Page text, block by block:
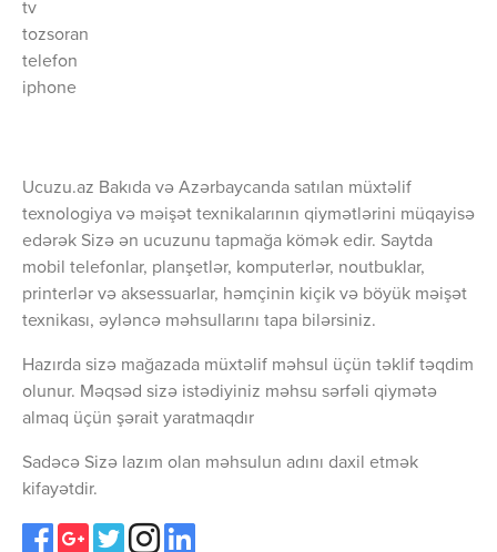
tv
tozsoran
telefon
iphone
Ucuzu.az Bakıda və Azərbaycanda satılan müxtəlif
texnologiya və məişət texnikalarının qiymətlərini müqayisə
edərək Sizə ən ucuzunu tapmağa kömək edir. Saytda
mobil telefonlar, planşetlər, komputerlər, noutbuklar,
printerlər və aksessuarlar, həmçinin kiçik və böyük məişət
texnikası, əyləncə məhsullarını tapa bilərsiniz.
Hazırda sizə mağazada müxtəlif məhsul üçün təklif təqdim
olunur. Məqsəd sizə istədiyiniz məhsu sərfəli qiymətə
almaq üçün şərait yaratmaqdır
Sadəcə Sizə lazım olan məhsulun adını daxil etmək
kifayətdir.